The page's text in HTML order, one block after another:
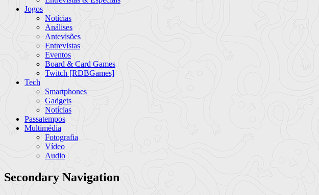
Jogos
Notícias
Análises
Antevisões
Entrevistas
Eventos
Board & Card Games
Twitch [RDBGames]
Tech
Smartphones
Gadgets
Notícias
Passatempos
Multimédia
Fotografia
Vídeo
Audio
Secondary Navigation